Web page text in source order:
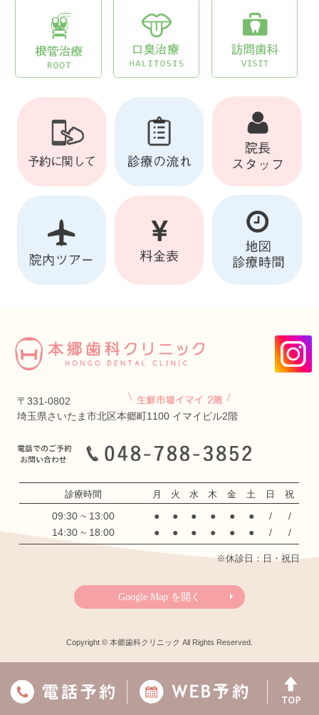
〒331-0802
埼玉県さいたま市北区本郷町1100 イマイビル2階
診療時間 月 火 水 木 金 土 日 祝
09:30 ~ 13:00 ● ● ● ● ● ● /
/
14:30 ~ 18:00
● ● ● ● ● ● / /
※休診日：日・祝日
Google Map を開く
Copyright © 本郷歯科クリニック All Rights Reserved.